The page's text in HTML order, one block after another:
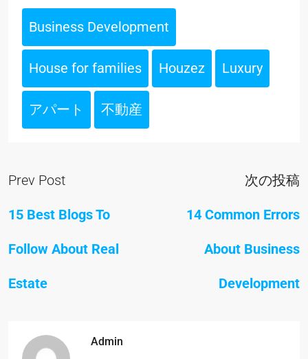
Business Development
House for families Houzez Luxury
アパート 不動産
Prev Post
15 Best Blogs To
Follow About Real
Estate
次の投稿
14 Common Errors
About Business
Development
Admin